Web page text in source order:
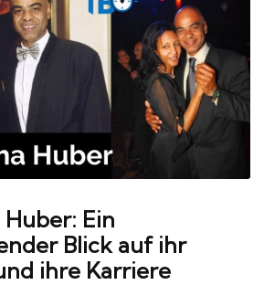
Huber: Ein
Blick auf ihr
ihre Karriere